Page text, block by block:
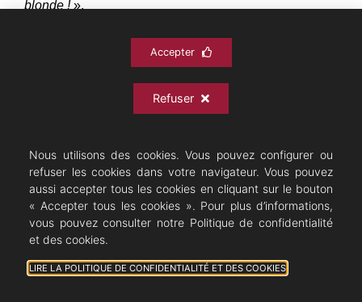
blonde !».
La sensibilité du public du temps est si aiguisée que
Mme Hanska, la veuve de Balzac, publiant,
indispensable de remplacer le « rossignol » dans la
« un rossignol fit entendre un chant d’automne
organes à la fois» par «un oiseau, je ne sais lequel».
Où va se nicher la vigilance des veuves d’artistes ! On
peut suivre le rossignol tout au long de l’histoire de
l’opérette, jusqu’au lopézien « Rossignol de mes
amours » qui se transforme (en un prince charmant !)
puis l’embrasse.
Nous utilisons des cookies. Vous pouvez configurer ou
refuser les cookies dans votre navigateur. Vous pouvez
aussi accepter tous les cookies en cliquant sur le bouton
« Accepter tous les cookies ». Pour plus d’informations,
vous pouvez consulter notre Politique de confidentialité
et des cookies.
LIRE LA POLITIQUE DE CONFIDENTIALITÉ ET DES COOKIES
Accepter
Refuser